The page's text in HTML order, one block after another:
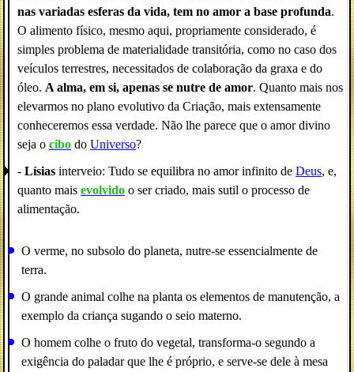
nas variadas esferas da vida, tem no amor a base profunda.
O alimento físico, mesmo aqui, propriamente considerado, é
simples problema de materialidade transitória, como no caso dos
veículos terrestres, necessitados de colaboração da graxa e do
óleo. A alma, em si, apenas se nutre de amor. Quanto mais nos
elevarmos no plano evolutivo da Criação, mais extensamente
conheceremos essa verdade. Não lhe parece que o amor divino
seja o cibo do Universo?
- Lísias interveio: Tudo se equilibra no amor infinito de Deus, e,
quanto mais evolvido o ser criado, mais sutil o processo de
alimentação.
O verme, no subsolo do planeta, nutre-se essencialmente de
terra.
O grande animal colhe na planta os elementos de manutenção, a
exemplo da criança sugando o seio materno.
O homem colhe o fruto do vegetal, transforma-o segundo a
exigência do paladar que lhe é próprio, e serve-se dele à mesa